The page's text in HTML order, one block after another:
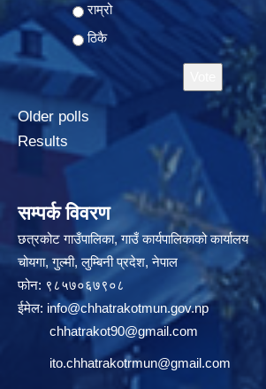
राम्रो
ठिकै
Older polls
Results
सम्पर्क विवरण
छत्रकोट गाउँपालिका, गाउँ कार्यपालिकाको कार्यालय
चोयगा, गुल्मी, लुम्बिनी प्रदेश, नेपाल
फोन: ९८५७०६७९०८
ईमेल: info@chhatrakotmun.gov.np
chhatrakot90@gmail.com
ito.chhatrakotrmun@gmail.com